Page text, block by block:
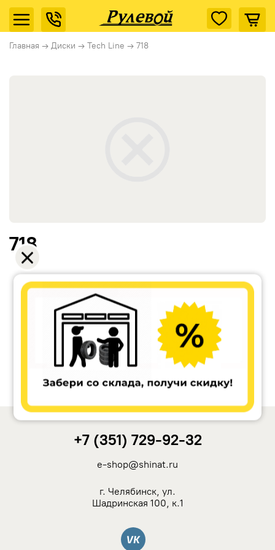
Главная → Диски → Tech Line → 718
Remain
Carwel
718
+7 (351) 729-92-32
e-shop@shinat.ru
г. Челябинск, ул.
Шадринская 100, к.1
Вконтакте